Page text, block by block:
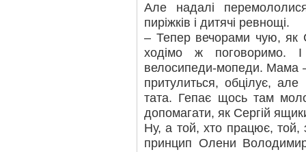
Але надалі
пиріжків і дитячі ревнощі.
– Тепер вечорами чую, як
ходімо ж поговоримо.
велосипеди-мопеди. Мама
притулиться, обцілує,
тата. Гепає щось там
допомагати, як Сергій
Ну, а той, хто працює, той,
принцип Олени